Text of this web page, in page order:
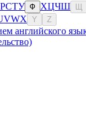
РСТУ Ф ХЦЧШ
VWX Y Z
английского